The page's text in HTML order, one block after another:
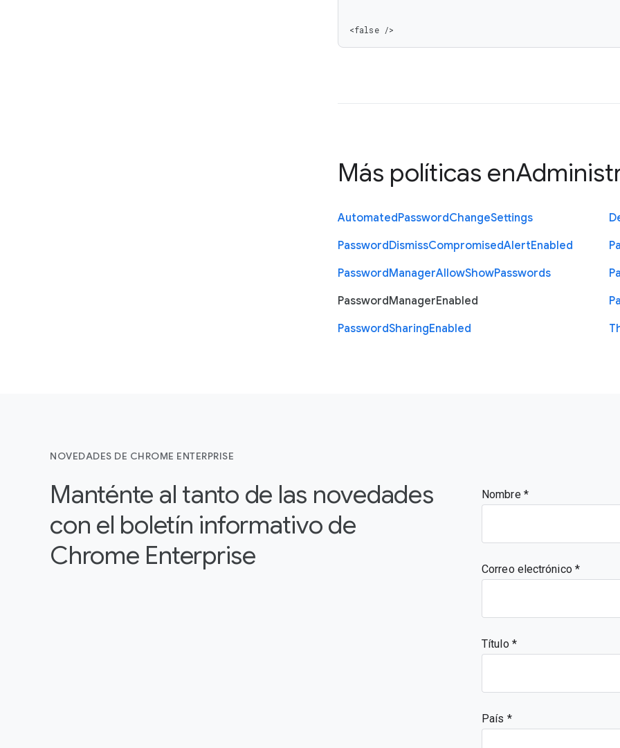
<false />
Más políticas en
AutomatedPasswordChangeSettings
PasswordDismissCompromisedAlertEnabled
PasswordManagerAllowShowPasswords
PasswordManagerEnabled
PasswordSharingEnabled
NOVEDADES DE CHROME ENTERPRISE
Manténte al tanto de las novedades
con el boletín informativo de
Chrome Enterprise
Nombre
Correo electrónico
Título
País *